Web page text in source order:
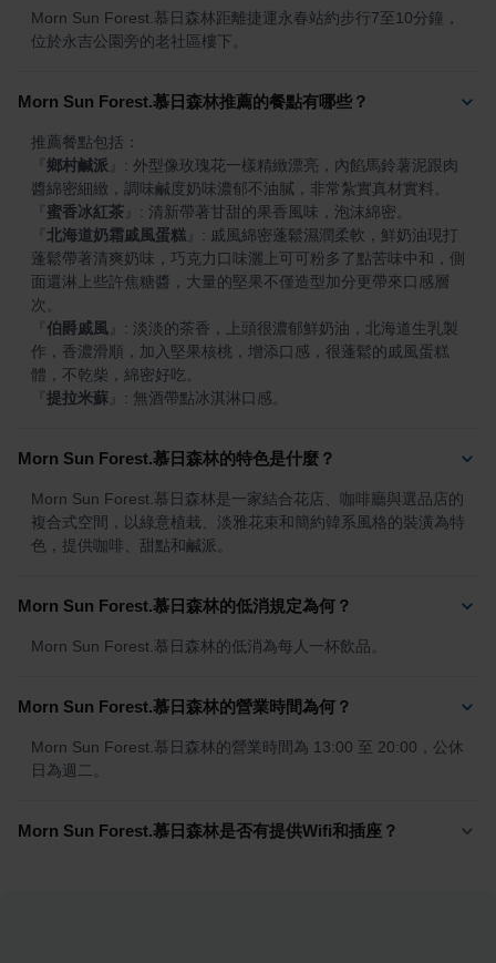
Morn Sun Forest.慕日森林距離捷運永春站約步行7至10分鐘，
位於永吉公園旁的老社區樓下。
Morn Sun Forest.慕日森林推薦的餐點有哪些？
鄉村鹹派
: 外型像玫瑰花一樣精緻漂亮，內餡馬鈴薯泥跟肉
蜜香冰紅茶
北海道奶霜戚風蛋糕
: 戚風綿密蓬鬆濕潤柔軟，鮮奶油現打
蓬鬆帶著清爽奶味，巧克力口味灑上可可粉多了點苦味中和，側
面還淋上些許焦糖醬，大量的堅果不僅造型加分更帶來口感層
伯爵戚風
: 淡淡的茶香，上頭很濃郁鮮奶油，北海道生乳製
作，香濃滑順，加入堅果核桃，增添口感，很蓬鬆的戚風蛋糕
提拉米蘇 : 無酒帶點冰淇淋口感。
Morn Sun Forest.慕日森林的特色是什麼？
Morn Sun Forest.慕日森林是一家結合花店、咖啡廳與選品店的
複合式空間，以綠意植栽、淡雅花束和簡約韓系風格的裝潢為特
色，提供咖啡、甜點和鹹派。
Morn Sun Forest.慕日森林的低消規定為何？
Morn Sun Forest.慕日森林的低消為每人一杯飲品。
Morn Sun Forest.慕日森林的營業時間為何？
Morn Sun Forest.慕日森林的營業時間為 13:00 至 20:00，公休
日為週二。
Morn Sun Forest.慕日森林是否有提供Wifi和插座？